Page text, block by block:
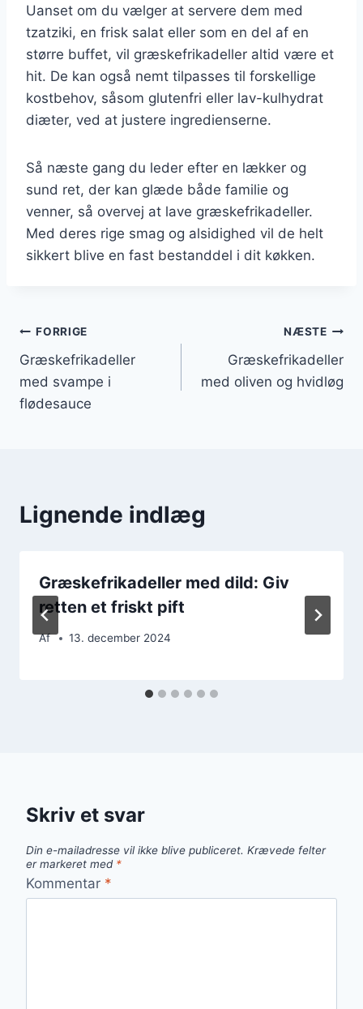
Uanset om du vælger at servere dem med
tzatziki, en frisk salat eller som en del af en
større buffet, vil græskefrikadeller altid være et
hit. De kan også nemt tilpasses til forskellige
kostbehov, såsom glutenfri eller lav-kulhydrat
diæter, ved at justere ingredienserne.
Så næste gang du leder efter en lækker og
sund ret, der kan glæde både familie og
venner, så overvej at lave græskefrikadeller.
Med deres rige smag og alsidighed vil de helt
sikkert blive en fast bestanddel i dit køkken.
Indlægsnavigation
FORRIGE
Græskefrikadeller
med svampe i
flødesauce
NÆSTE
Græskefrikadeller
med oliven og hvidløg
Lignende indlæg
Græskefrikadeller med dild: Giv
retten et friskt pift
Af 13. december 2024
Skriv et svar
Din e-mailadresse vil ikke blive publiceret. Krævede felter
er markeret med *
Kommentar *